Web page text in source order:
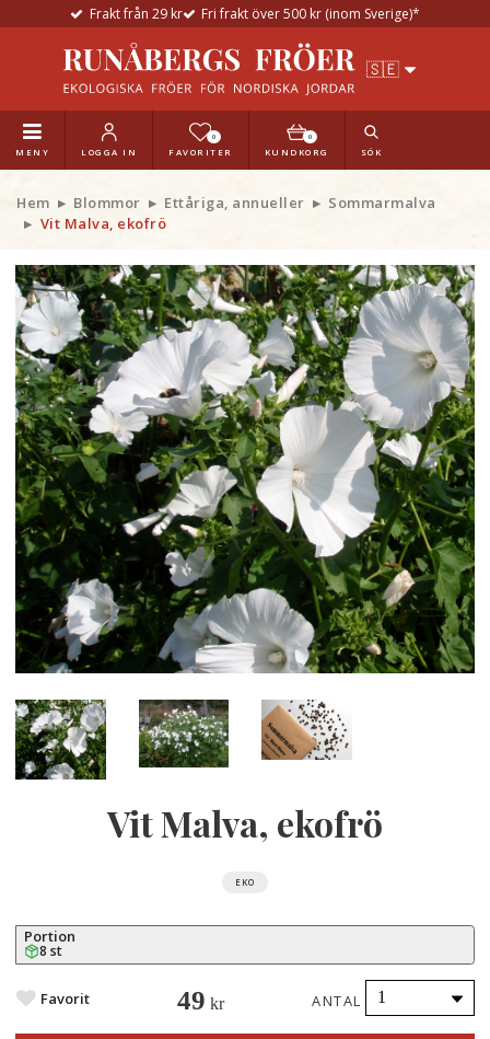
Frakt från 29 kr Fri frakt över 500 kr (inom Sverige)*
MENY LOGGA IN
0
FAVORITER
0
KUNDKORG SÖK
Hem Blommor Ettåriga, annueller
Sommarmalva
Vit Malva, ekofrö
Vit Malva, ekofrö
EKO
Portion
8 st
Favorit 49 kr ANTAL